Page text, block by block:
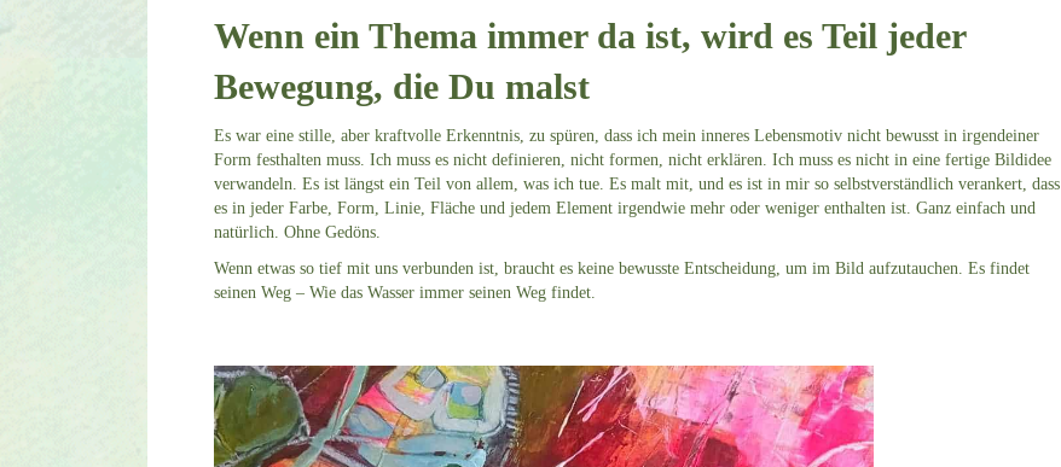
Wenn ein Thema immer da ist, wird es Teil jeder
Bewegung, die Du malst
Es war eine stille, aber kraftvolle Erkenntnis, zu spüren, dass ich mein inneres Lebensmotiv nicht bewusst in irgendeiner
Form festhalten muss. Ich muss es nicht definieren, nicht formen, nicht erklären. Ich muss es nicht in eine fertige Bildidee
verwandeln. Es ist längst ein Teil von allem, was ich tue. Es malt mit, und es ist in mir so selbstverständlich verankert, dass
es in jeder Farbe, Form, Linie, Fläche und jedem Element irgendwie mehr oder weniger enthalten ist. Ganz einfach und
natürlich. Ohne Gedöns.
Wenn etwas so tief mit uns verbunden ist, braucht es keine bewusste Entscheidung, um im Bild aufzutauchen. Es findet
seinen Weg – Wie das Wasser immer seinen Weg findet.